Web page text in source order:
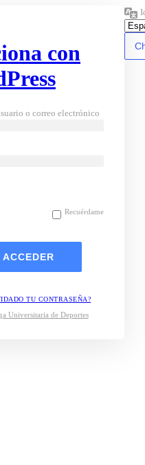
con
o correo electrónico
Recuérdame
TU CONTRASEÑA?
Universitaria de Deportes